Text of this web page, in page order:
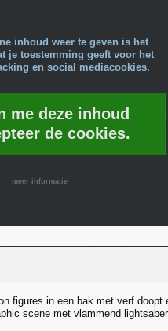
inhoud weer te geven is het
je toestemming geeft voor het
en social mediacookies.
me deze inhoud
de cookies.
meer informatie
figures in een bak met verf
scene met vlammend